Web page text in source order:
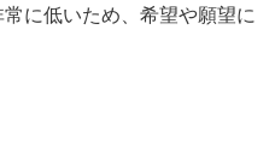
に低いため、希望や願望に